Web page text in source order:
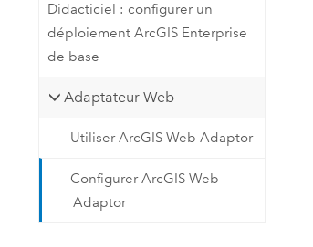
Didacticiel : configurer un
déploiement ArcGIS Enterprise
de base
Adaptateur Web
Utiliser ArcGIS Web Adaptor
Configurer ArcGIS Web
Adaptor